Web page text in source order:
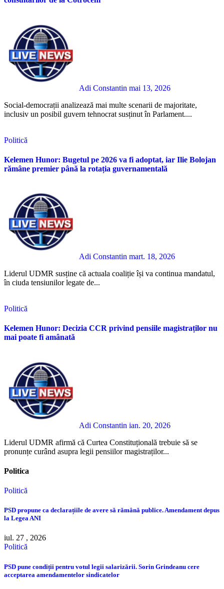
Adi Constantin mai 13, 2026
Social-democrații analizează mai multe scenarii de majoritate,
inclusiv un posibil guvern tehnocrat susținut în Parlament....
Politică
Kelemen Hunor: Bugetul pe 2026 va fi adoptat, iar Ilie Bolojan
rămâne premier până la rotația guvernamentală
Adi Constantin mart. 18, 2026
Liderul UDMR susține că actuala coaliție își va continua mandatul,
în ciuda tensiunilor legate de...
Politică
Kelemen Hunor: Decizia CCR privind pensiile magistraților nu
mai poate fi amânată
Adi Constantin ian. 20, 2026
Liderul UDMR afirmă că Curtea Constituțională trebuie să se
pronunțe curând asupra legii pensiilor magistraților...
Politica
Politică
PSD propune ca declarațiile de avere să rămână publice. Amendament depus
la Legea ANI
iul. 27 , 2026
Politică
PSD pune condiții pentru votul legii salarizării. Sorin Grindeanu cere
acceptarea amendamentelor sindicatelor